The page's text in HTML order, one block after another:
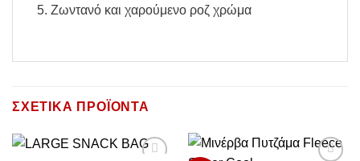
5. Ζωντανό και χαρούμενο ροζ χρώμα
ΣΧΕΤΙΚΆ ΠΡΟΪΌΝΤΑ